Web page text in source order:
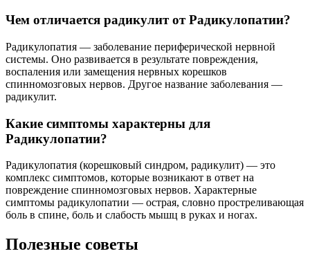
Чем отличается радикулит от Радикулопатии?
Радикулопатия — заболевание периферической нервной
системы. Оно развивается в результате повреждения,
воспаления или замещения нервных корешков
спинномозговых нервов. Другое название заболевания —
радикулит.
Какие симптомы характерны для
Радикулопатии?
Радикулопатия (корешковый синдром, радикулит) — это
комплекс симптомов, которые возникают в ответ на
повреждение спинномозговых нервов. Характерные
симптомы радикулопатии — острая, словно простреливающая
боль в спине, боль и слабость мышц в руках и ногах.
Полезные советы